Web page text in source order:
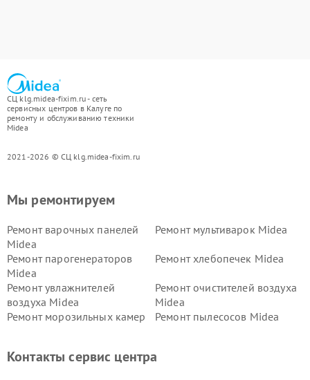
СЦ klg.midea-fixim.ru - сеть
сервисных центров в Калуге по
ремонту и обслуживанию техники
Midea
2021-2026 © СЦ klg.midea-fixim.ru
Мы ремонтируем
Ремонт варочных панелей
Midea
Ремонт мультиварок Midea
Ремонт парогенераторов
Midea
Ремонт хлебопечек Midea
Ремонт увлажнителей
воздуха Midea
Ремонт очистителей воздуха
Midea
Ремонт морозильных камер
Ремонт пылесосов Midea
пылесосов Midea
Контакты сервис центра